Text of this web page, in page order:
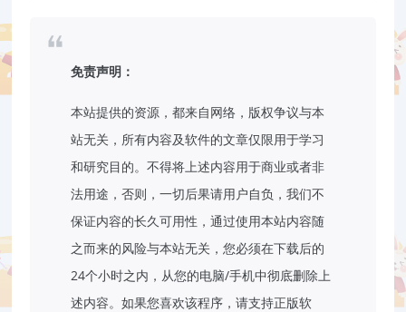
免责声明：
本站提供的资源，都来自网络，版权争议与本
站无关，所有内容及软件的文章仅限用于学习
和研究目的。不得将上述内容用于商业或者非
法用途，否则，一切后果请用户自负，我们不
保证内容的长久可用性，通过使用本站内容随
之而来的风险与本站无关，您必须在下载后的
24个小时之内，从您的电脑/手机中彻底删除上
述内容。如果您喜欢该程序，请支持正版软